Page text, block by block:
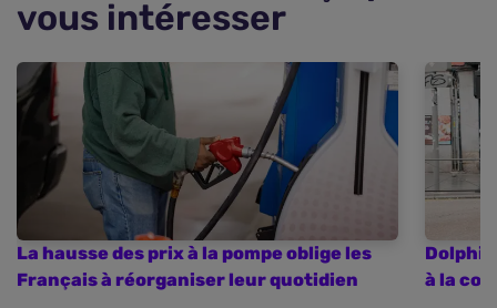
vous intéresser
La hausse des prix à la pompe oblige les
Français à réorganiser leur quotidien
à la